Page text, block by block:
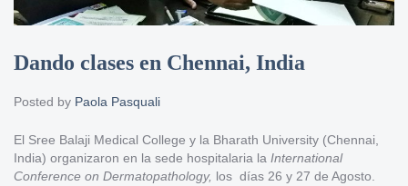
Dando clases en Chennai, India
Posted by Paola Pasquali
El Sree Balaji Medical College y la Bharath University (Chennai,
India) organizaron en la sede hospitalaria la International
Conference on Dermatopathology, los días 26 y 27 de Agosto.